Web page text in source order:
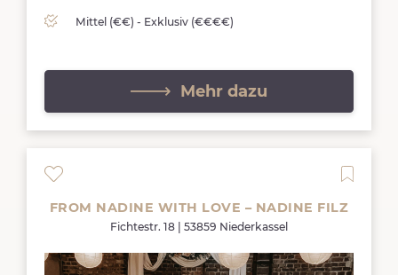
Mittel (€€) - Exklusiv (€€€€)
Mehr dazu
FROM NADINE WITH LOVE – NADINE FILZ
Fichtestr. 18 | 53859 Niederkassel